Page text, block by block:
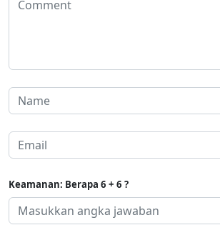
Keamanan: Berapa 6 + 6 ?